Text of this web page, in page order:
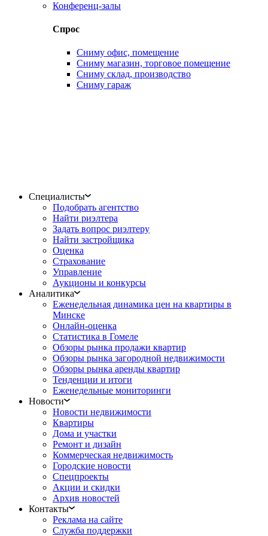
Конференц-залы
Спрос
Сниму офис, помещение
Сниму магазин, торговое помещение
Сниму склад, производство
Сниму гараж
Специалисты
Подобрать агентство
Найти риэлтера
Задать вопрос риэлтеру
Найти застройщика
Оценка
Страхование
Управление
Аукционы и конкурсы
Аналитика
Еженедельная динамика цен на квартиры в
Минске
Онлайн-оценка
Статистика в Гомеле
Обзоры рынка продажи квартир
Обзоры рынка загородной недвижимости
Обзоры рынка аренды квартир
Тенденции и итоги
Еженедельные мониторинги
Новости
Новости недвижимости
Квартиры
Дома и участки
Ремонт и дизайн
Коммерческая недвижимость
Городские новости
Спецпроекты
Акции и скидки
Архив новостей
Контакты
Реклама на сайте
Служба поддержки